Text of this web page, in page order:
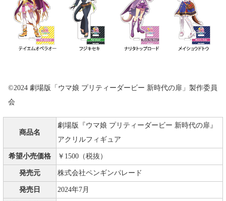
©2024 劇場版「ウマ娘 プリティーダービー 新時代の扉」製作委員
会
商品名
劇場版『ウマ娘 プリティーダービー 新時代の扉』
アクリルフィギュア
希望小売価格 ￥1500（税抜）
発売元 株式会社ペンギンパレード
発売日 2024年7月